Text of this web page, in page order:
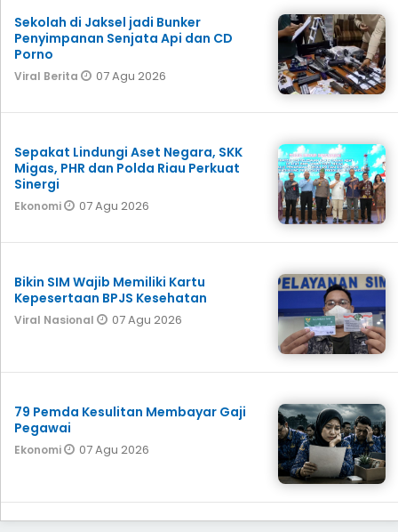
Sekolah di Jaksel jadi Bunker
Penyimpanan Senjata Api dan CD
Porno
Viral Berita 07 Agu 2026
Sepakat Lindungi Aset Negara, SKK
Migas, PHR dan Polda Riau Perkuat
Sinergi
Ekonomi 07 Agu 2026
Bikin SIM Wajib Memiliki Kartu
Kepesertaan BPJS Kesehatan
Viral Nasional 07 Agu 2026
79 Pemda Kesulitan Membayar Gaji
Pegawai
Ekonomi 07 Agu 2026